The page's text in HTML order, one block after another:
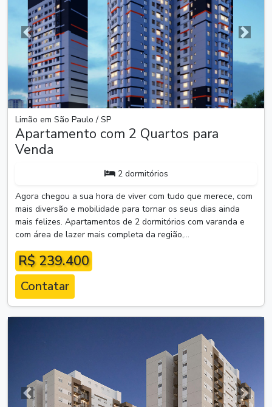
Anterior
Limão em São Paulo / SP
Apartamento com 2 Quartos para
Venda
2 dormitórios
Agora chegou a sua hora de viver com tudo que merece, com
mais diversão e mobilidade para tornar os seus dias ainda
mais felizes. Apartamentos de 2 dormitórios com varanda e
com área de lazer mais completa da região,...
R$ 239.400
Contatar
Anterior